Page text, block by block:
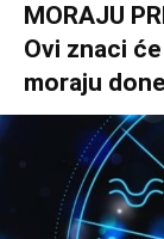
MORAJU
Ovi znaci
moraju